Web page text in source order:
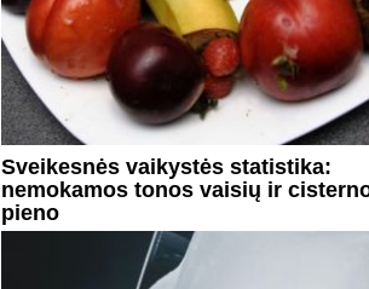
Sveikesnės vaikystės statistika:
nemokamos tonos vaisių ir
pieno